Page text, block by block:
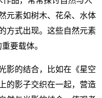
元素如树木、花朵、水体
方式出现。这些自然元素
要载体。
影的结合，比如在《星空
的影子交织在一起，营造